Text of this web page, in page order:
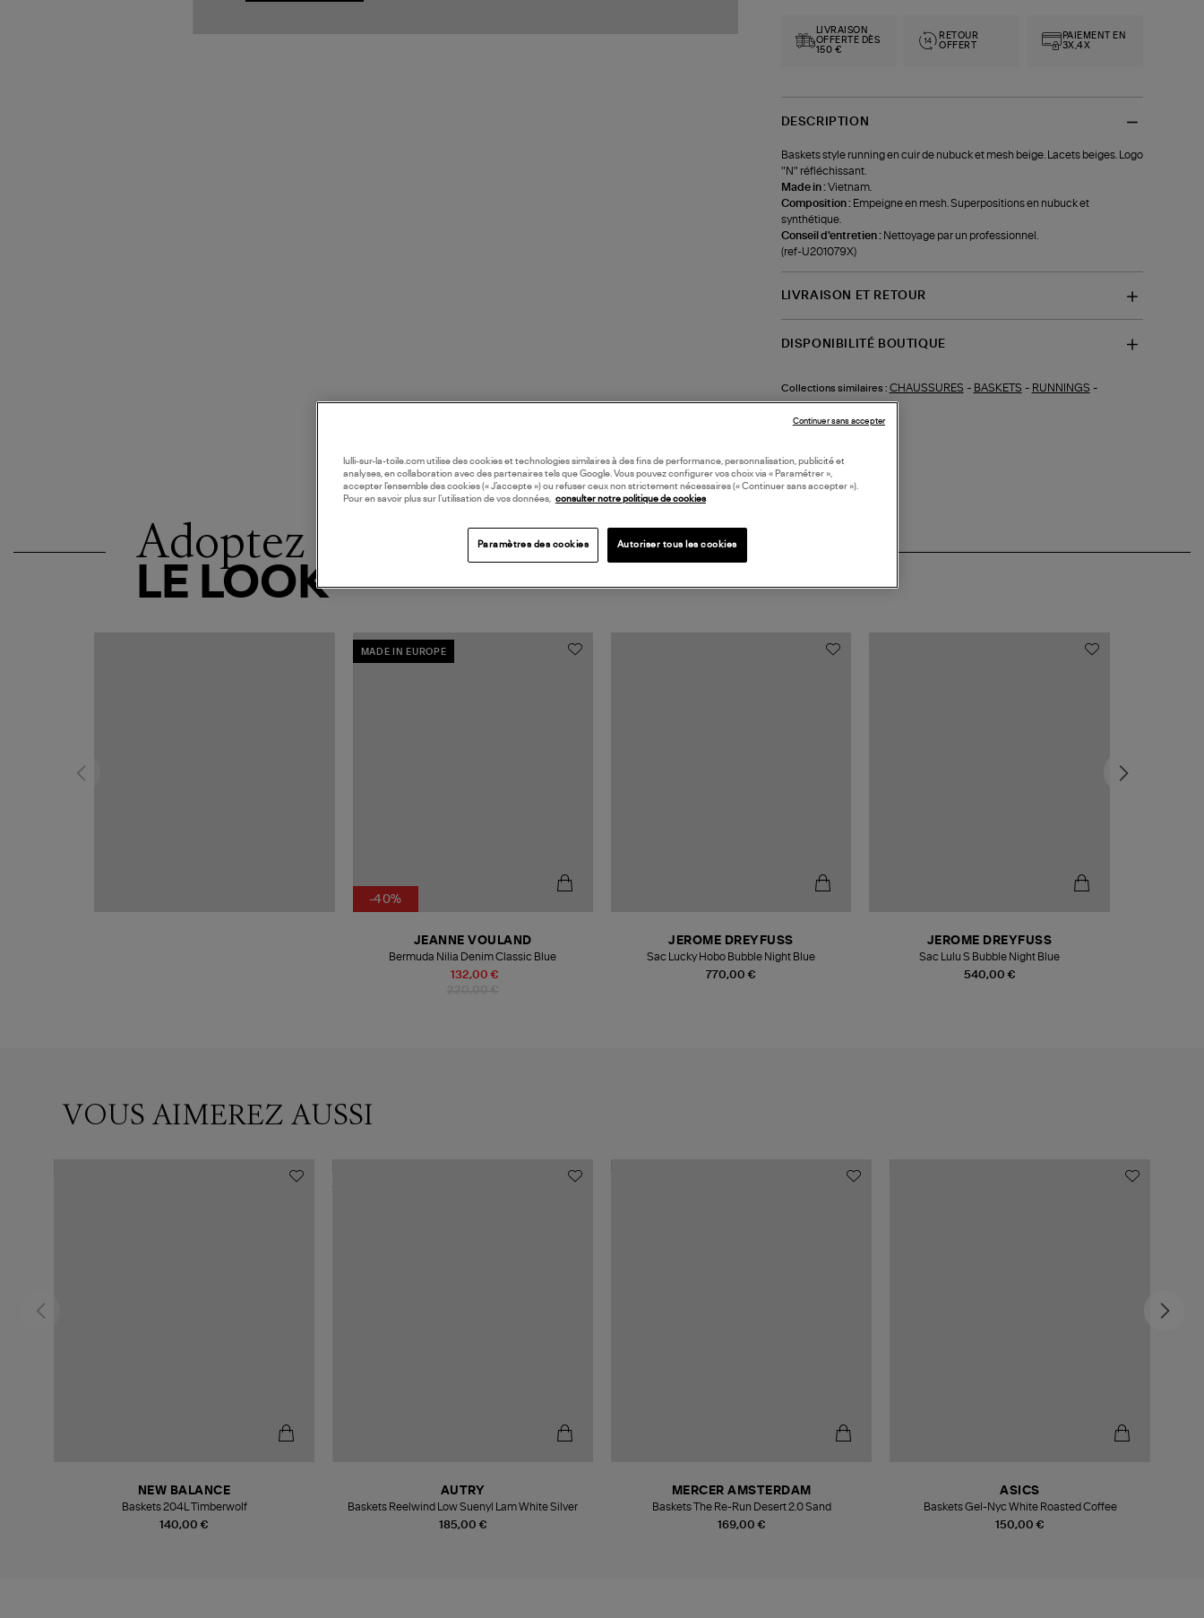
LIVRAISON
OFFERTE DÈS
150 €
RETOUR
OFFERT
PAIEMENT EN
3X,4X
DESCRIPTION
Baskets style running en cuir de nubuck et mesh beige. Lacets beiges. Logo
"N" réfléchissant.
Made in :Vietnam.
Composition : Empeigne en mesh. Superpositions en nubuck et
synthétique.
Conseil d'entretien : Nettoyage par un professionnel.
(ref-U201079X)
LIVRAISON ET RETOUR
DISPONIBILITÉ BOUTIQUE
Collections similaires : CHAUSSURES - BASKETS - RUNNINGS -
Adoptez
LE LOOK
MADE IN EUROPE
-40%
132,00 €
JEANNE VOULAND
Bermuda Nilia Denim Classic Blue
770,00 €
JEROME DREYFUSS
Sac Lucky Hobo Bubble Night Blue
540,00 €
JEROME DREYFUSS
Sac Lulu S Bubble Night Blue
VOUS AIMEREZ AUSSI
140,00 €
NEW BALANCE
Baskets 204L Timberwolf
185,00 €
AUTRY
Baskets Reelwind Low Suenyl Lam White Silver
169,00 €
MERCER AMSTERDAM
Baskets The Re-Run Desert 2.0 Sand
150,00 €
ASICS
Baskets Gel-Nyc White Roasted Coffee
lulli-sur-la-toile.com utilise des cookies et technologies similaires à des fins de performance, personnalisation, publicité et
analyses, en collaboration avec des partenaires tels que Google. Vous pouvez configurer vos choix via « Paramétrer »,
accepter l’ensemble des cookies (« J’accepte ») ou refuser ceux non strictement nécessaires (« Continuer sans accepter »).
Pour en savoir plus sur l’utilisation de vos données, consulter notre politique de cookies
Paramètres des cookies Autoriser tous les cookies
Continuer sans accepter